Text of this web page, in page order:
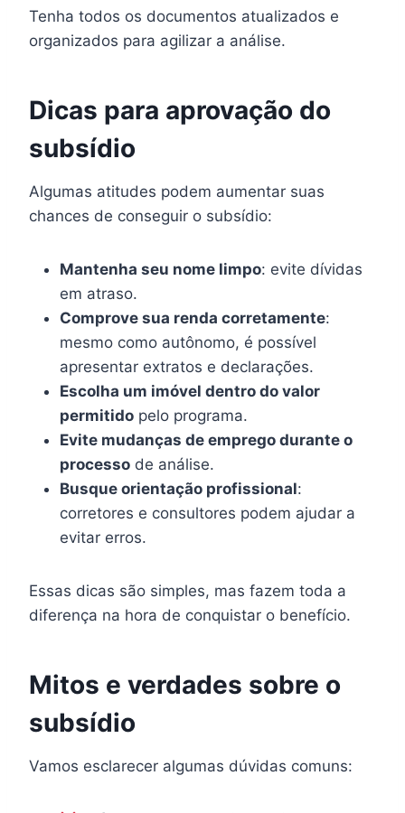
Tenha todos os documentos atualizados e
organizados para agilizar a análise.
Dicas para aprovação do
subsídio
Algumas atitudes podem aumentar suas
chances de conseguir o subsídio:
Mantenha seu nome limpo: evite dívidas
em atraso.
Comprove sua renda corretamente:
mesmo como autônomo, é possível
apresentar extratos e declarações.
Escolha um imóvel dentro do valor
permitido pelo programa.
Evite mudanças de emprego durante o
processo de análise.
Busque orientação profissional:
corretores e consultores podem ajudar a
evitar erros.
Essas dicas são simples, mas fazem toda a
diferença na hora de conquistar o benefício.
Mitos e verdades sobre o
subsídio
Vamos esclarecer algumas dúvidas comuns: